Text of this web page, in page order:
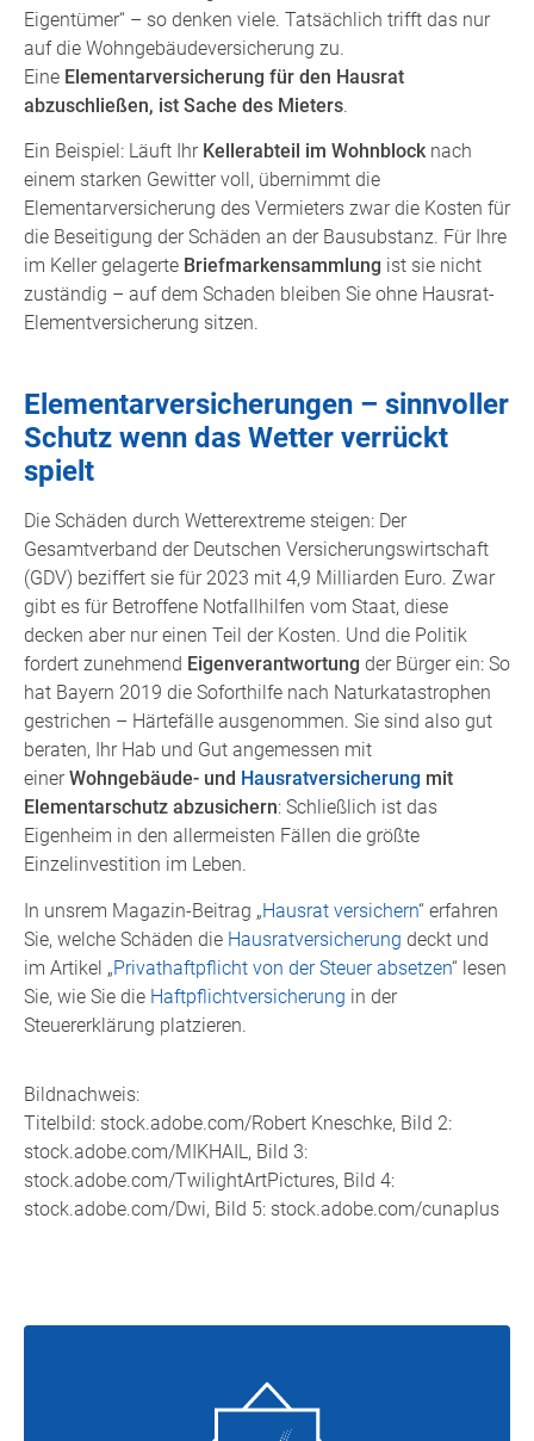
Eigentümer“ – so denken viele. Tatsächlich trifft das nur
auf die Wohngebäudeversicherung zu.
Eine Elementarversicherung für den Hausrat
abzuschließen, ist Sache des Mieters.
Ein Beispiel: Läuft Ihr Kellerabteil im Wohnblocknach
einem starken Gewitter voll, übernimmt die
Elementarversicherung des Vermieters zwar die Kosten für
die Beseitigung der Schäden an der Bausubstanz. Für Ihre
im Keller gelagerte Briefmarkensammlung ist sie nicht
zuständig – auf dem Schaden bleiben Sie ohne Hausrat-
Elementversicherung sitzen.
Elementarversicherungen – sinnvoller
Schutz wenn das Wetter verrückt
spielt
Die Schäden durch Wetterextreme steigen: Der
Gesamtverband der Deutschen Versicherungswirtschaft
(GDV) beziffert sie für 2023 mit 4,9 Milliarden Euro. Zwar
gibt es für Betroffene Notfallhilfen vom Staat, diese
decken aber nur einen Teil der Kosten. Und die Politik
fordert zunehmend Eigenverantwortung der Bürger ein: So
hat Bayern 2019 die Soforthilfe nach Naturkatastrophen
gestrichen – Härtefälle ausgenommen. Sie sind also gut
beraten, Ihr Hab und Gut angemessen mit
einerWohngebäude- und Hausratversicherung mit
Elementarschutz abzusichern: Schließlich ist das
Eigenheim in den allermeisten Fällen die größte
Einzelinvestition im Leben.
In unsrem Magazin-Beitrag „Hausrat versichern“ erfahren
Sie, welche Schäden die Hausratversicherung deckt und
im Artikel „Privathaftpflicht von der Steuer absetzen“ lesen
Sie, wie Sie die Haftpflichtversicherung in der
Steuererklärung platzieren.
Bildnachweis:
Titelbild: stock.adobe.com/Robert Kneschke, Bild 2:
stock.adobe.com/MIKHAIL, Bild 3:
stock.adobe.com/TwilightArtPictures, Bild 4:
stock.adobe.com/Dwi, Bild 5: stock.adobe.com/cunaplus